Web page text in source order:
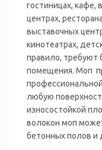
гостиницах, кафе,
центрах,
выставочных
кинотеатрах,
правило, требуют
помещения. Моп
любую
износостойкой
волокон моп
бетонных полов и